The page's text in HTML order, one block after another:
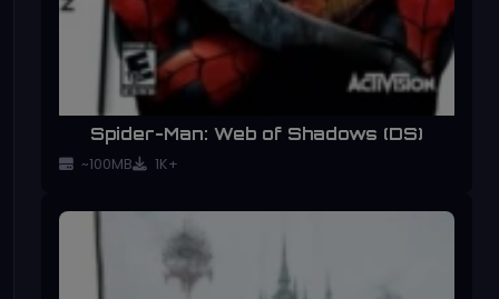
Spider-Man: Web of Shadows (DS)
~100MB 1K+